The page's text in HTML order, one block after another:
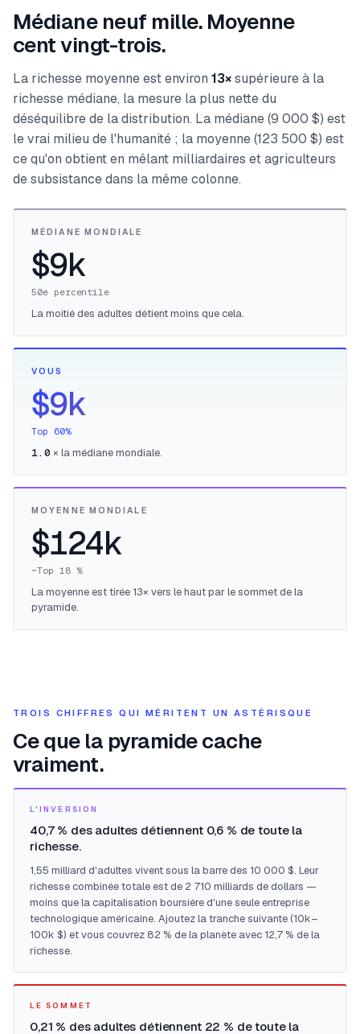
Médiane neuf mille. Moyenne
cent vingt-trois.
La richesse moyenne est environ 13×supérieure à la
richesse médiane, la mesure la plus nette du
déséquilibre de la distribution. La médiane (9 000 $) est
le vrai milieu de l'humanité ; la moyenne (123 500 $) est
ce qu'on obtient en mêlant milliardaires et agriculteurs
de subsistance dans la même colonne.
MÉDIANE MONDIALE
$9k
50e percentile
La moitié des adultes détient moins que cela.
VOUS
$9k
Top 60%
1.0 × la médiane mondiale.
MOYENNE MONDIALE
$124k
~Top 18 %
La moyenne est tirée 13× vers le haut par le sommet de la
pyramide.
TROIS CHIFFRES QUI MÉRITENT UN ASTÉRISQUE
Ce que la pyramide cache
vraiment.
L'INVERSION
40,7 % des adultes détiennent 0,6 % de toute la
richesse.
1,55 milliard d'adultes vivent sous la barre des 10 000 $. Leur
richesse combinée totale est de 2 710 milliards de dollars —
moins que la capitalisation boursière d'une seule entreprise
technologique américaine. Ajoutez la tranche suivante (10k–
100k $) et vous couvrez 82 % de la planète avec 12,7 % de la
richesse.
LE SOMMET
0,21 % des adultes détiennent 22 % de toute la